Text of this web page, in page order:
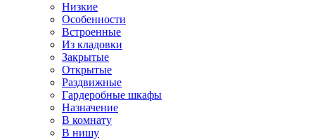
Низкие
Особенности
Встроенные
Из кладовки
Закрытые
Открытые
Раздвижные
Гардеробные шкафы
Назначение
В комнату
В нишу